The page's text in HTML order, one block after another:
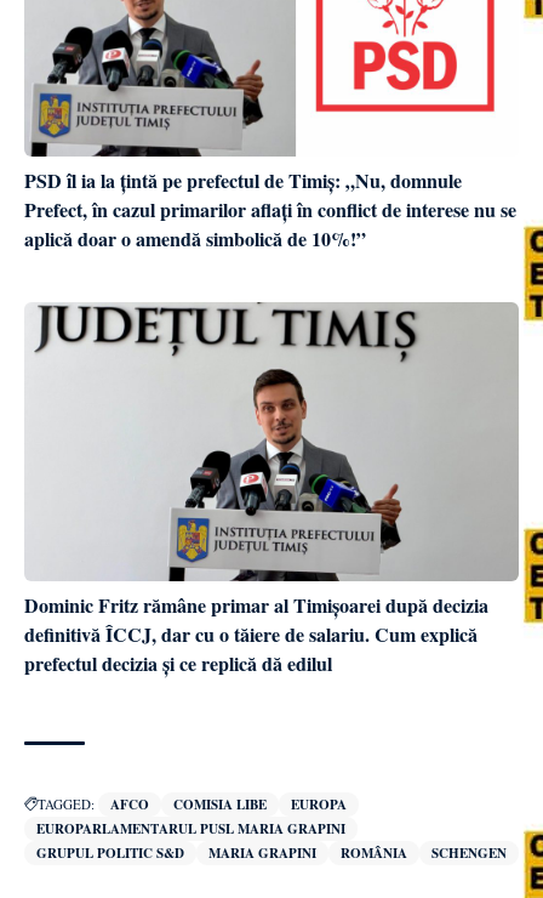
PSD îl ia la țintă pe prefectul de Timiș: „Nu, domnule
Prefect, în cazul primarilor aflați în conflict de interese nu se
aplică doar o amendă simbolică de 10%!”
Dominic Fritz rămâne primar al Timișoarei după decizia
definitivă ÎCCJ, dar cu o tăiere de salariu. Cum explică
prefectul decizia și ce replică dă edilul
TAGGED: AFCO COMISIA LIBE
EUROPA
EUROPARLAMENTARUL PUSL MARIA GRAPINI
GRUPUL POLITIC S&D
MARIA GRAPINI ROMÂNIA SCHENGEN